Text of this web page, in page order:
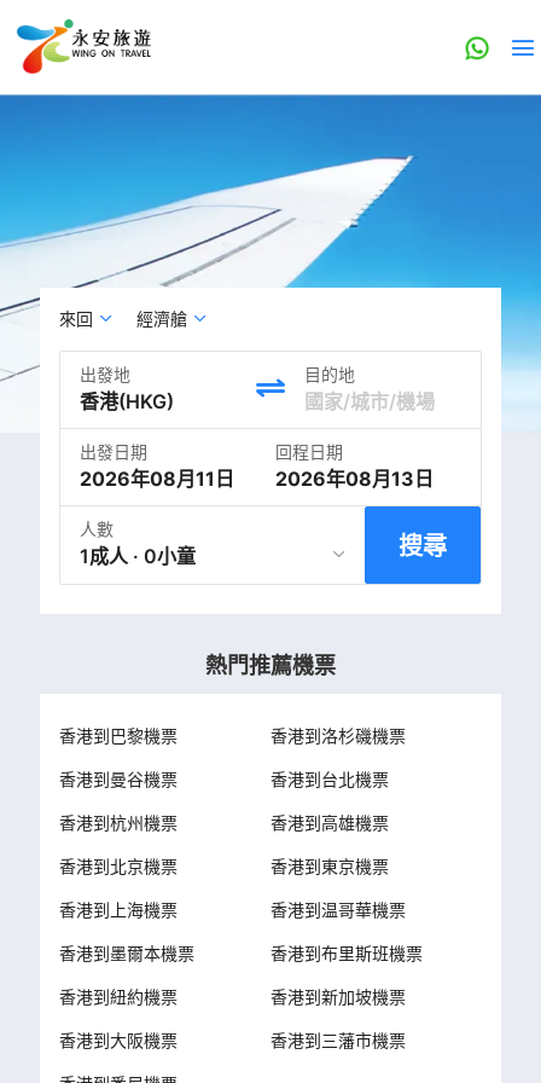
來回 經濟艙
出發地 目的地
出發日期
2026年08月11日
回程日期
2026年08月13日
人數
1成人 · 0小童 搜尋
熱門推薦機票
香港到巴黎機票 香港到洛杉磯機票
香港到曼谷機票 香港到台北機票
香港到杭州機票 香港到高雄機票
香港到北京機票 香港到東京機票
香港到上海機票 香港到温哥華機票
香港到墨爾本機票 香港到布里斯班機票
香港到紐約機票 香港到新加坡機票
香港到大阪機票 香港到三藩市機票